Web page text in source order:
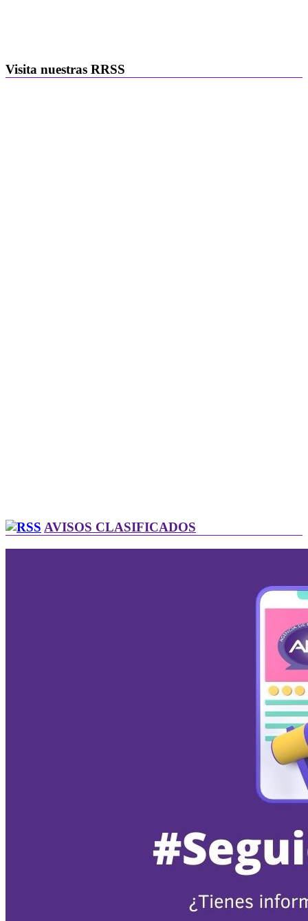
Visita nuestras RRSS
AVISOS CLASIFICADOS